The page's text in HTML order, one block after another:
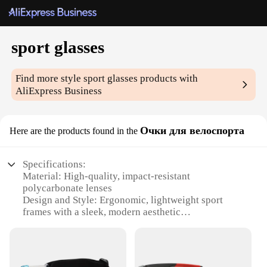
sport glasses
Find more stylesport glasses products with
AliExpress Business
Here are the products found in the Очки для велоспорта
Specifications:
Material: High-quality, impact-resistant
polycarbonate lenses
Design and Style: Ergonomic, lightweight sport
frames with a sleek, modern aesthetic
scratch-resistant coating